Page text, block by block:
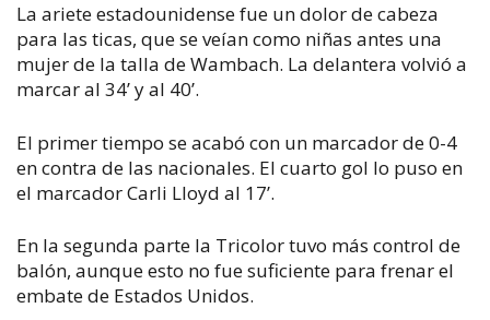
La ariete estadounidense fue un dolor de cabeza
para las ticas, que se veían como niñas antes una
mujer de la talla de Wambach. La delantera volvió a
marcar al 34’ y al 40’.
El primer tiempo se acabó con un marcador de 0-4
en contra de las nacionales. El cuarto gol lo puso en
el marcador Carli Lloyd al 17’.
En la segunda parte la Tricolor tuvo más control de
balón, aunque esto no fue suficiente para frenar el
embate de Estados Unidos.